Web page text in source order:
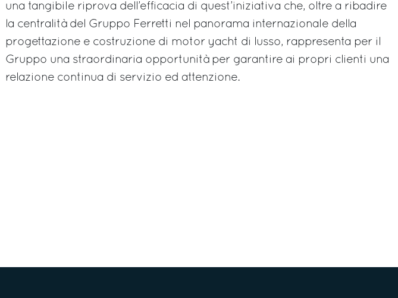
una tangibile riprova dell’efficacia di quest’iniziativa che, oltre a ribadire
la centralità del Gruppo Ferretti nel panorama internazionale della
progettazione e costruzione di motor yacht di lusso, rappresenta per il
Gruppo una straordinaria opportunità per garantire ai propri clienti una
relazione continua di servizio ed attenzione.